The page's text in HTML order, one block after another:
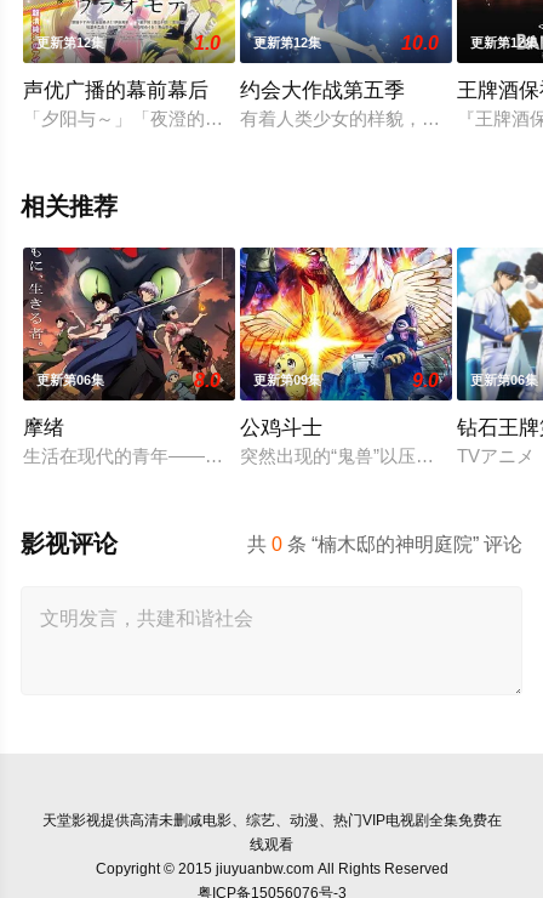
更新第12集 1.0
声优广播的幕前幕后
「夕阳与～」「夜澄的！预备——」「「高中生广播～！」」
更新第12集 10.0
约会大作战第五季
有着人类少女的样貌，却不同于人
更新第12集
王牌酒
『王牌酒
相关推荐
更新第06集 8.0
摩绪
生活在现代的青年——摩绪（MAO）。因"诅咒"而存活了 900 年
更新第09集 9.0
公鸡斗士
突然出现的“鬼兽”以压倒性的力量开
更新第06集
钻石王
TVアニメ
共0 条 “楠木邸的神明庭院” 评论
影视评论
天堂影视提供高清未删减电影、综艺、动漫、热门VIP电视剧全集免费在
线观看
Copyright © 2015 jiuyuanbw.com All Rights Reserved
粤ICP备15056076号-3